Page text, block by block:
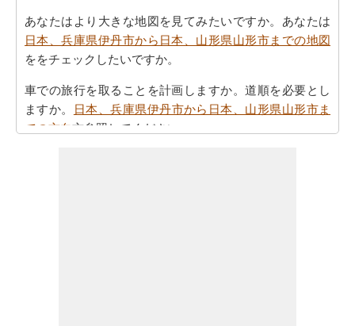
あなたはより大きな地図を見てみたいですか。あなたは
日本、兵庫県伊丹市から日本、山形県山形市までの地図
ををチェックしたいですか。
車での旅行を取ることを計画しますか。道順を必要とし
ますか。
日本、兵庫県伊丹市から日本、山形県山形市ま
での方向方参照してください。